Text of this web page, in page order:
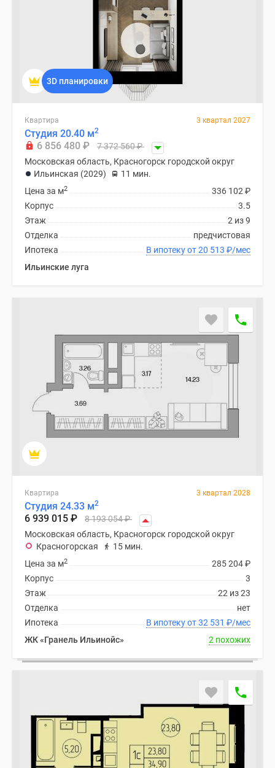
3D планировки
Квартира 3 квартал 2027
Студия 20.40 м2
6 856 480 ₽ 7 372 560₽
Московская область, Красногорск городской округ
Ильинская (2029)
11 мин.
336 102 ₽
Цена за м2
3.5
Корпус
2 из 9
Этаж
предчистовая
Отделка
В ипотеку от 20 513 ₽/мес
Ипотека
Ильинские луга
Квартира 3 квартал 2028
Студия 24.33 м2
6 939 015 ₽ 8 193 054₽
Московская область, Красногорск городской округ
Красногорская
15 мин.
285 204₽
Цена за м2
3
Корпус
22 из 23
Этаж
нет
Отделка
В ипотеку от 32 531 ₽/мес
Ипотека
ЖК «Гранель Ильинойс»
2 похожих